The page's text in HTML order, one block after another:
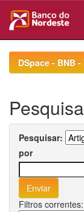
navigationDSpace - BNB
Pesquisar:
por
Filtros correntes: